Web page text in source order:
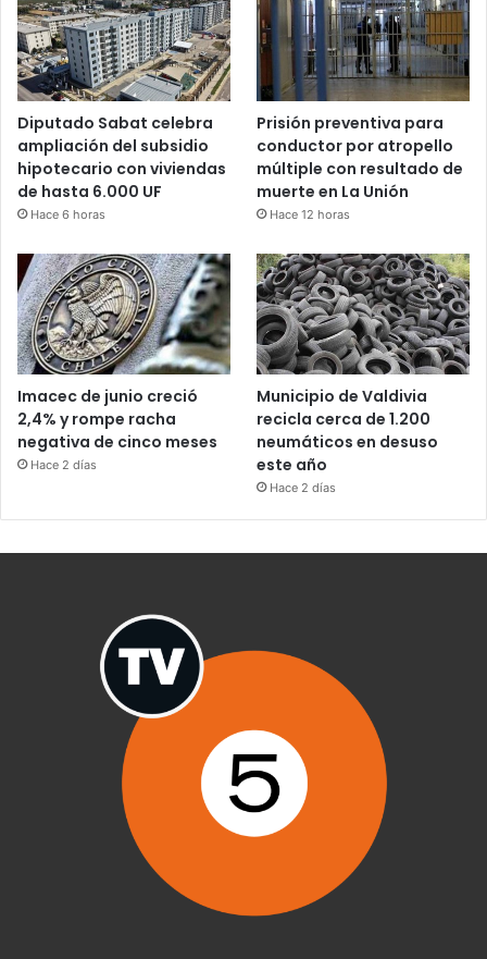
Diputado Sabat celebra
ampliación del subsidio
hipotecario con viviendas
de hasta 6.000 UF
Hace 6 horas
Prisión preventiva para
conductor por atropello
múltiple con resultado de
muerte en La Unión
Hace 12 horas
Imacec de junio creció
2,4% y rompe racha
negativa de cinco meses
Hace 2 días
Municipio de Valdivia
recicla cerca de 1.200
neumáticos en desuso
este año
Hace 2 días